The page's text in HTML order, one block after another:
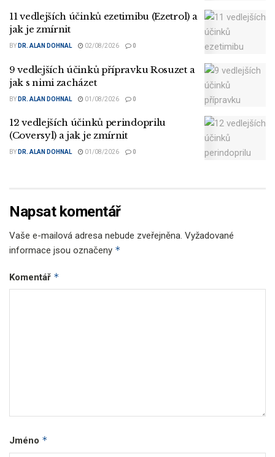
11 vedlejších účinků ezetimibu (Ezetrol) a
jak je zmírnit
BY DR. ALAN DOHNAL 02/08/2026 0
9 vedlejších účinků přípravku Rosuzet a
jak s nimi zacházet
BY DR. ALAN DOHNAL 01/08/2026 0
12 vedlejších účinků perindoprilu
(Coversyl) a jak je zmírnit
BY DR. ALAN DOHNAL 01/08/2026 0
Napsat komentář
Vaše e-mailová adresa nebude zveřejněna. Vyžadované
informace jsou označeny *
Komentář *
Jméno *